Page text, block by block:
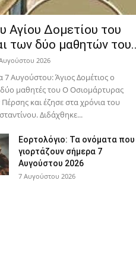
Αγίου Δομετίου του
των δύο μαθητών
2026
7 Αυγούστου: Άγιος Δομέτιος ο
δύο μαθητές του Ο Oσιομάρτυρας
Πέρσης και έζησε στα χρόνια του
Διδάχθηκε...
Εορτολόγιο: Τα ονόματα που
γιορτάζουν σήμερα 7
Αυγούστου 2026
7 Αυγούστου 2026